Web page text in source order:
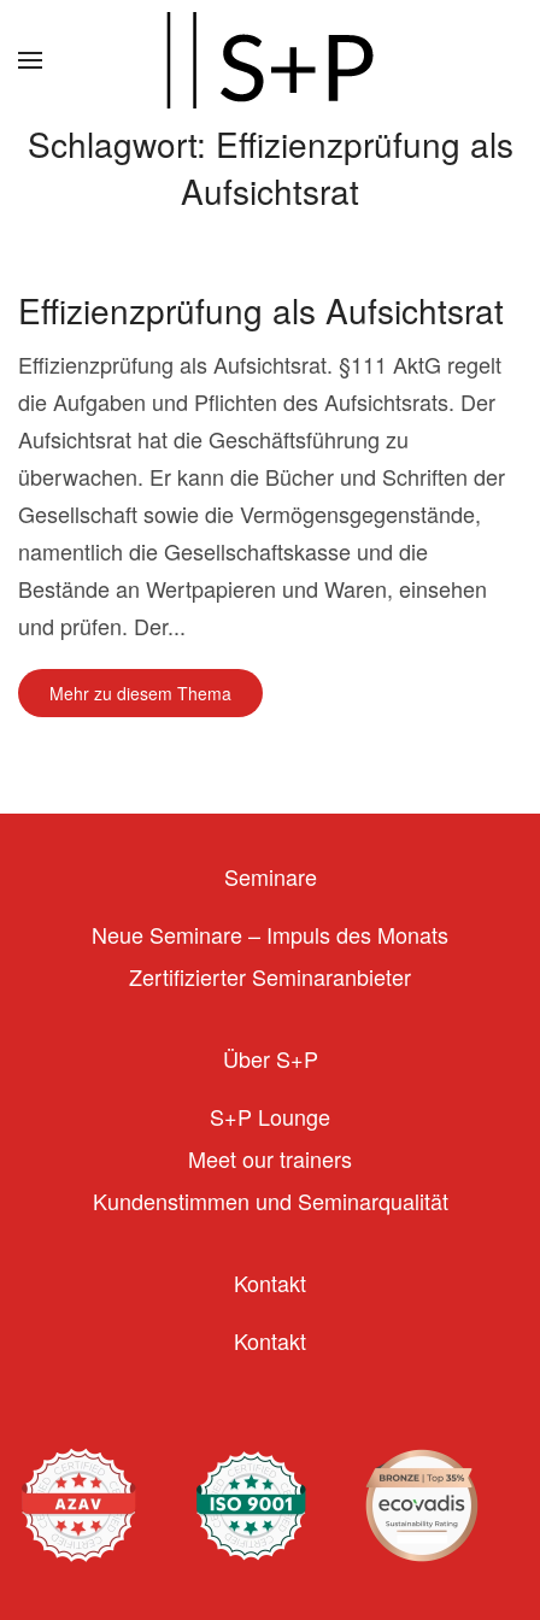
Schlagwort: Effizienzprüfung als
Aufsichtsrat
Effizienzprüfung als Aufsichtsrat
Effizienzprüfung als Aufsichtsrat. §111 AktG regelt
die Aufgaben und Pflichten des Aufsichtsrats. Der
Aufsichtsrat hat die Geschäftsführung zu
überwachen. Er kann die Bücher und Schriften der
Gesellschaft sowie die Vermögensgegenstände,
namentlich die Gesellschaftskasse und die
Bestände an Wertpapieren und Waren, einsehen
und prüfen. Der...
Mehr zu diesem Thema
Seminare
Neue Seminare – Impuls des Monats
Zertifizierter Seminaranbieter
Über S+P
S+P Lounge
Meet our trainers
Kundenstimmen und Seminarqualität
Kontakt
Kontakt